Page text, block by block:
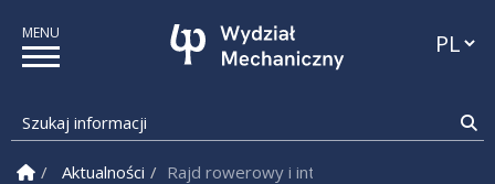
Szukaj informacji
Strona Główna
Aktualności Rajd rowerowy i integracja Wydziału